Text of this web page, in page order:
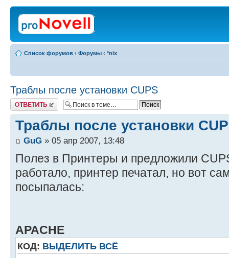
Список форумов ‹ Форумы ‹ *nix
Траблы после установки CUPS
Ответить
Траблы после установки
GuG » 05 апр 2007, 13:48
Полез в Принтеры и предложили
работало, принтер печатал, но вот
посыпалась:
APACHE
КОД: ВЫДЕЛИТЬ ВСЁ